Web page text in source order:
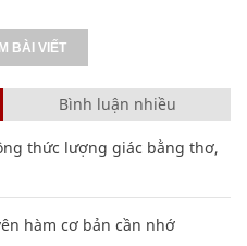
BÀI VIẾT
Bình luận nhiều
thức lượng giác bằng thơ,
hàm cơ bản cần nhớ